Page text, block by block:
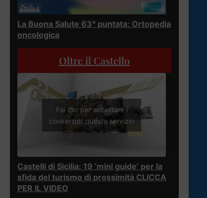
La Buona Salute 63° puntata: Ortopedia
oncologica
Oltre il Castello
Fai clic per accettare i
cookie per questo servizio
Castelli di Sicilia: 19 ‘mini guide’ per la
sfida del turismo di prossimità CLICCA
PER IL VIDEO